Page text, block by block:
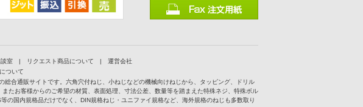
室 | リクエスト商品について |
運営会社
ついて
合通販サイトです。六角穴付ねじ、小ねじなどの機械向けねじから、タッピング、ドリル
たお客様からのご希望の材質、表面処理、寸法公差、数量等を踏まえた特殊ネジ、特殊ボル
の国内規格品だけでなく、DIN規格ねじ・ユニファイ規格など、海外規格のねじも多数取り